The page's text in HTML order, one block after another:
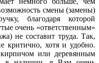
смены (замены)
благодаря которой
очень «ответственным»
не составит труда. Так,
критично, хотя и удобно.
или деревянным